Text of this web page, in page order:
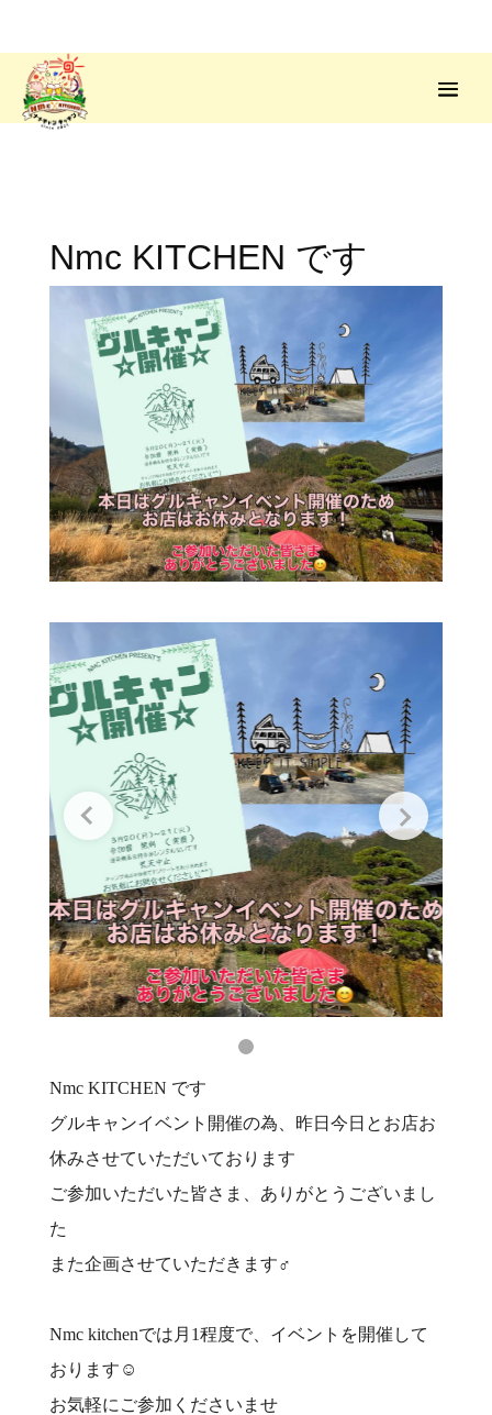
Nmc KITCHEN です‍
Nmc KITCHEN です‍
グルキャンイベント開催の為、昨日今日とお店お
休みさせていただいております
ご参加いただいた皆さま、ありがとうございまし
た
また企画させていただきます‍♂️
Nmc kitchenでは月1程度で、イベントを開催して
おります☺️
お気軽にご参加くださいませ